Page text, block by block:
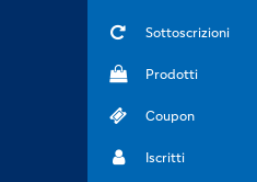
Sottoscrizioni
Prodotti
Coupon
Iscritti